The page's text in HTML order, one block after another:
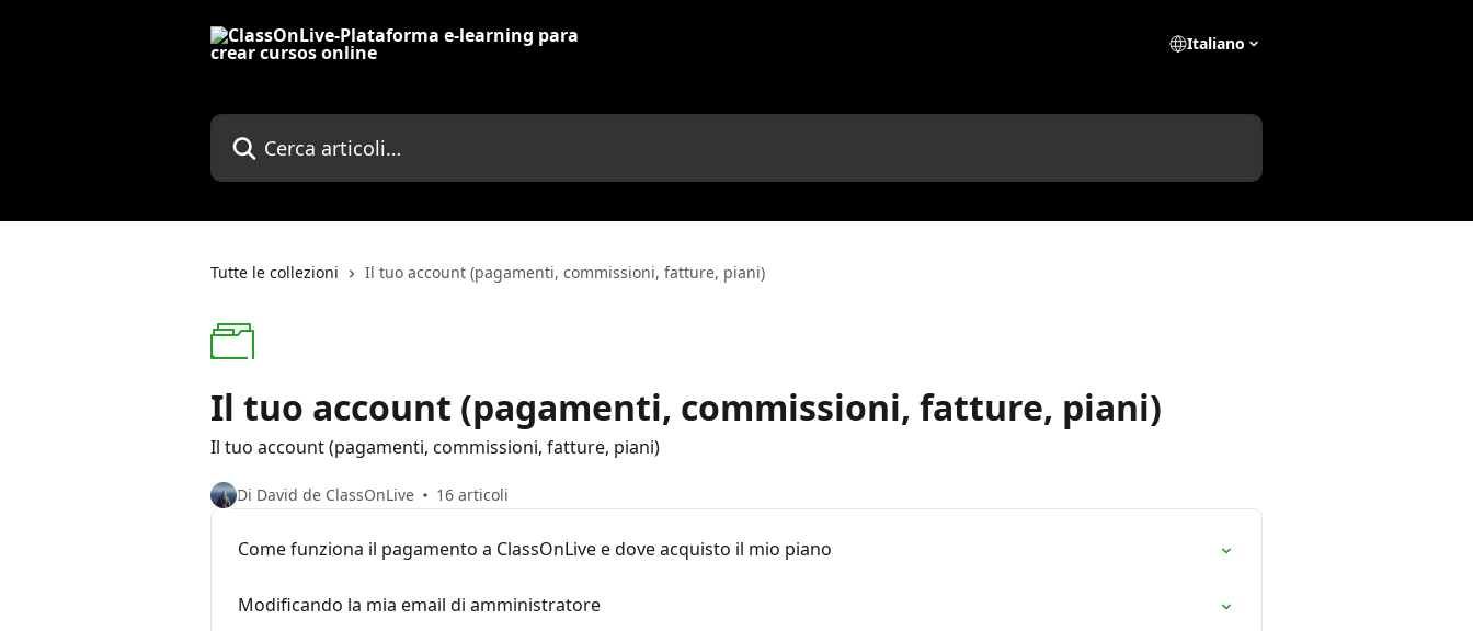
Italiano
Cerca articoli…
Tutte le collezioni Il tuo account (pagamenti, commissioni, fatture, piani)
Il tuo account (pagamenti, commissioni, fatture, piani)
Il tuo account (pagamenti, commissioni, fatture, piani)
Di David de ClassOnLive 16 articoli
Come funziona il pagamento a ClassOnLive e dove acquisto il mio piano
Modificando la mia email di amministratore